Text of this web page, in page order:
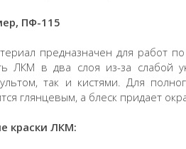
ПФ-115
предназначен для работ
ЛКМ в два слоя из-за слабой
так и кистями. Для
глянцевым, а блеск придает
краски ЛКМ: